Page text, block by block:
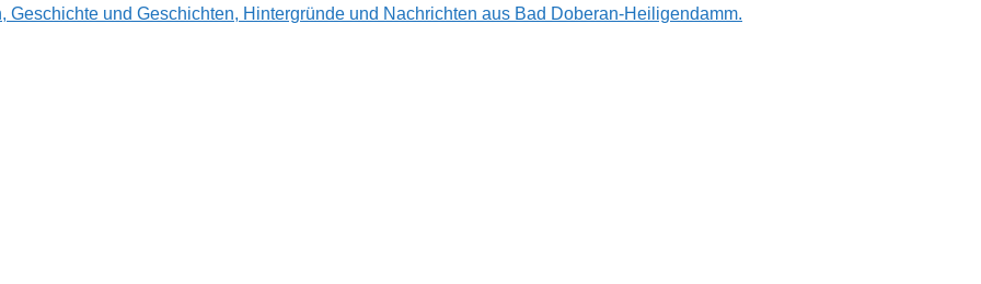
Geschichte und Geschichten, Hintergründe und Nachrichten aus Bad Doberan-Heiligendamm.